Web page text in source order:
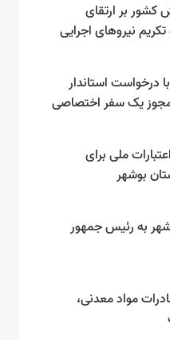
کشور بر ارتقای
نیروهای اجرایی
درخواست استاندار
یک سفر اختصاصی
ملی برای
بوشهر
به رئیس جمهور
مواد معدنی،